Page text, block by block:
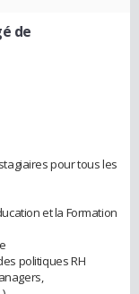
de
pour tous les
et la Formation
politiques RH